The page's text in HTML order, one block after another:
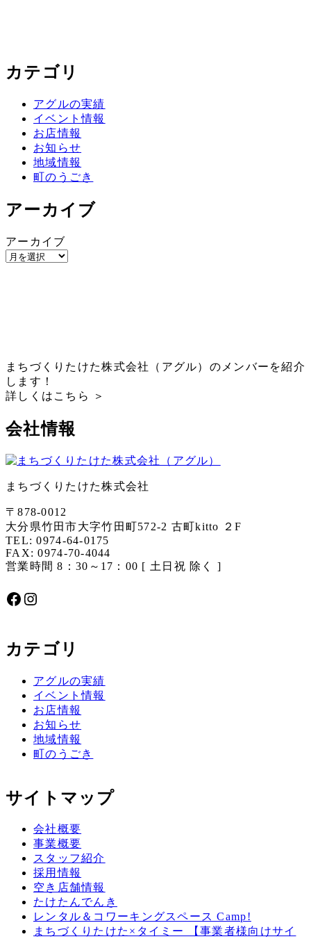
カテゴリ
アグルの実績
イベント情報
お店情報
お知らせ
地域情報
町のうごき
アーカイブ
アーカイブ
まちづくりたけた株式会社（アグル）のメンバーを紹介
します！
詳しくはこちら ＞
会社情報
まちづくりたけた株式会社
〒878-0012
大分県竹田市大字竹田町572-2 古町kitto ２F
TEL: 0974-64-0175
FAX: 0974-70-4044
営業時間 8：30～17：00 [ 土日祝 除く ]
Facebook Instagram
カテゴリ
アグルの実績
イベント情報
お店情報
お知らせ
地域情報
町のうごき
サイトマップ
会社概要
事業概要
スタッフ紹介
採用情報
空き店舗情報
たけたんでんき
レンタル＆コワーキングスペース Camp!
まちづくりたけた×タイミー 【事業者様向けサイ